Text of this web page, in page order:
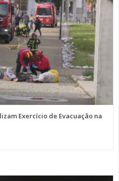
Exercício de Evacuação na